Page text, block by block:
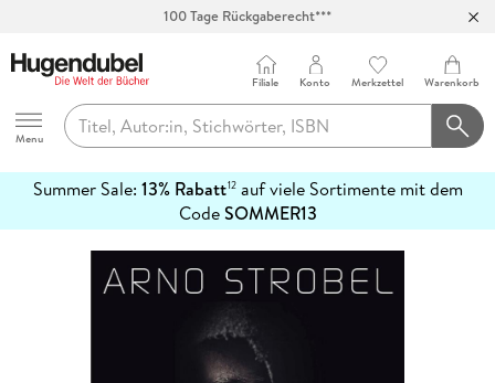
100 Tage Rückgaberecht***
Hugendubel
Menu
Filiale Konto Merkzettel Warenkorb
Summer Sale: 13% Rabatt12auf viele Sortimente mit dem
CodeSOMMER13
erfahren